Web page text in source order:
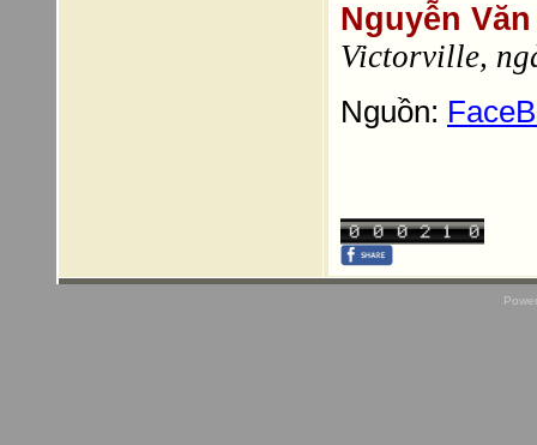
Nguyễn
Victorville,
Nguồn: